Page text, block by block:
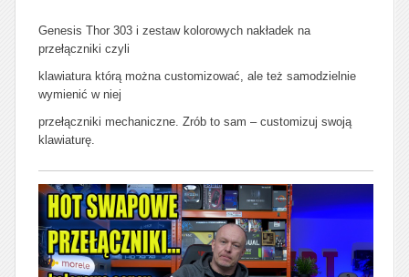
Genesis Thor 303 i zestaw kolorowych nakładek na
przełączniki czyli
klawiatura którą można customizować, ale też samodzielnie
wymienić w niej
przełączniki mechaniczne. Zrób to sam – customizuj swoją
klawiaturę.